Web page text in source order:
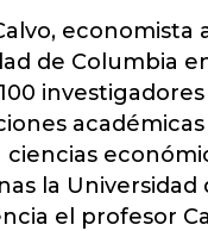
economista
de Columbia
la Universidad
el profesor